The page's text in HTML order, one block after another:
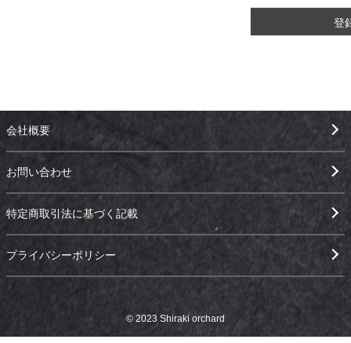
登
会社概要
お問い合わせ
特定商取引法に基づく記載
プライバシーポリシー
© 2023 Shiraki orchard